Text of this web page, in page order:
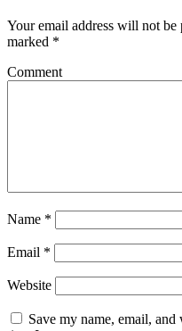
Your email address will not be
marked *
Comment
Name *
Email *
Website
Save my name, email,